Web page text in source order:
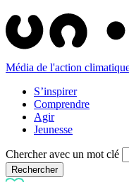
Média de l'action
S’inspirer
Comprendre
Agir
Jeunesse
Chercher avec un mot clé
Rechercher